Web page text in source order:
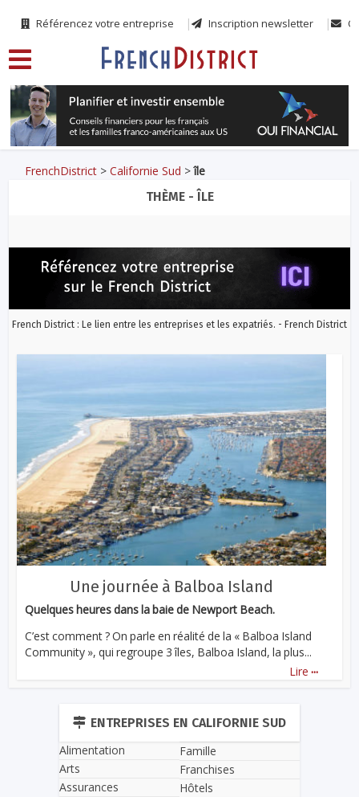
Référencez votre entreprise Inscription newsletter
FrenchDistrict >Californie Sud >île
THÈME - ÎLE
French District : Le lien entre les entreprises et les expatriés. - French District
Une journée à Balboa Island
Quelques heures dans la baie de Newport Beach.
C’est comment ? On parle en réalité de la « Balboa Island
Community », qui regroupe 3 îles, Balboa Island, la plus...
Lire ...
ENTREPRISES EN CALIFORNIE SUD
Alimentation
Arts
Assurances
Famille
Franchises
Hôtels